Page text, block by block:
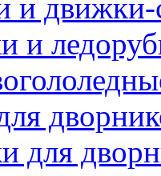
и движки-
и
для